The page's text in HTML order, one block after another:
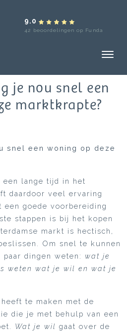
9.0
42 beoordelingen op Funda
je nou snel een
marktkrapte?
snel een woning op deze
lange tijd in het
daardoor veel ervaring
een goede voorbereiding
stappen is bij het kopen
markt is hectisch,
Om snel te kunnen
dingen weten: wat je
weten wat je wil en wat je
heeft te maken met de
die je met behulp van een
Wat je wil gaat over de